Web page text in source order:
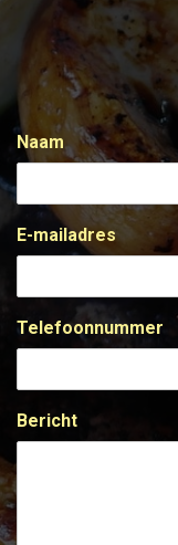
Naam
E-mailadres
Telefoonnummer
Bericht